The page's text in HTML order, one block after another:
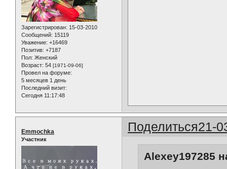
Зарегистрирован: 15-03-2010
Сообщений: 15119
Уважение: +16469
Позитив: +7187
Пол: Женский
Возраст: 54 [1971-09-06]
Провел на форуме:
5 месяцев 1 день
Последний визит:
Сегодня 11:17:48
Поделиться21-
Emmochka
Участник
Alexey197285